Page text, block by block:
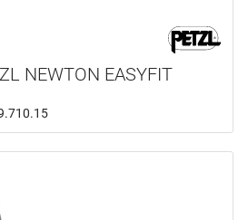
NEWTON EASYFIT